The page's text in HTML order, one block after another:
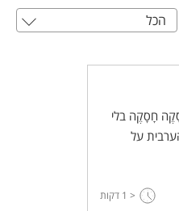
הכל
חָסָקֶה בלי
על
< 1 דקות